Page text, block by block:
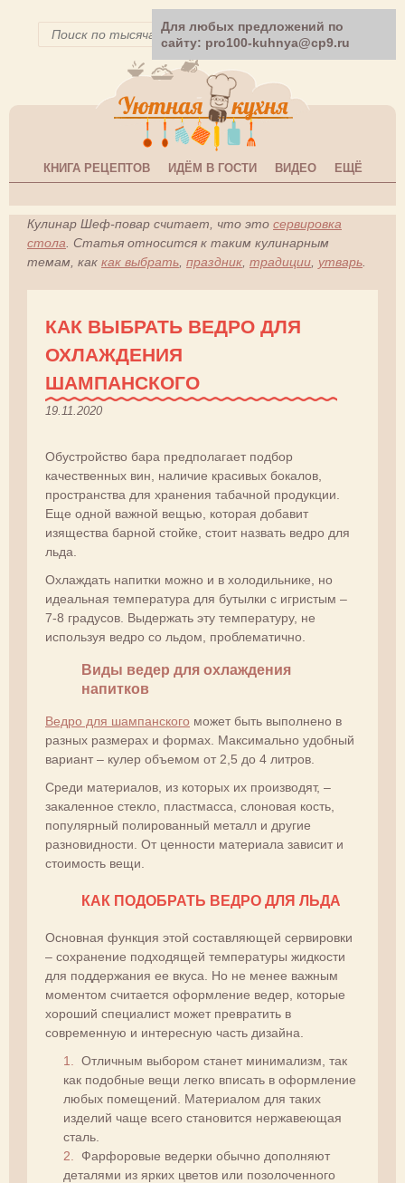
КНИГА РЕЦЕПТОВ ИДЁМ В ГОСТИ ВИДЕО ЕЩЁ
Кулинар Шеф-повар считает, что это сервировка
стола . Статья относится к таким кулинарным
темам, как как выбрать праздник традиции утварь
КАК ВЫБРАТЬ ВЕДРО ДЛЯ
ОХЛАЖДЕНИЯ
ШАМПАНСКОГО
19.11.2020
Обустройство бара предполагает подбор
качественных вин, наличие красивых бокалов,
пространства для хранения табачной продукции.
Еще одной важной вещью, которая добавит
изящества барной стойке, стоит назвать ведро для
льда.
Охлаждать напитки можно и в холодильнике, но
идеальная температура для бутылки с игристым –
7-8 градусов. Выдержать эту температуру, не
используя ведро со льдом, проблематично.
Виды ведер для охлаждения
напитков
Ведро для шампанского может быть выполнено в
разных размерах и формах. Максимально удобный
вариант – кулер объемом от 2,5 до 4 литров.
Среди материалов, из которых их производят, –
закаленное стекло, пластмасса, слоновая кость,
популярный полированный металл и другие
разновидности. От ценности материала зависит и
стоимость вещи.
КАК ПОДОБРАТЬ ВЕДРО ДЛЯ ЛЬДА
Основная функция этой составляющей сервировки
– сохранение подходящей температуры жидкости
для поддержания ее вкуса. Но не менее важным
моментом считается оформление ведер, которые
хороший специалист может превратить в
современную и интересную часть дизайна.
Отличным выбором станет минимализм, так
как подобные вещи легко вписать в оформление
любых помещений. Материалом для таких
изделий чаще всего становится нержавеющая
сталь.
Фарфоровые ведерки обычно дополняют
деталями из ярких цветов или позолоченного
Для любых предложений по
сайту: pro100-kuhnya@cp9.ru